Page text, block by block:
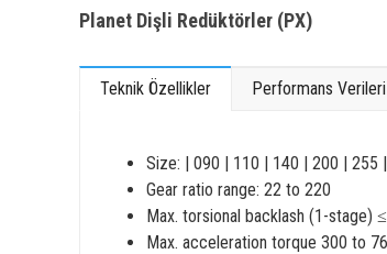
Planet Dişli Redüktörler (PX)
Teknik Özellikler Performans Verileri
Size: | 090 | 110 | 140 | 200 | 255 |
Gear ratio range: 22 to 220
Max. torsional backlash (1-stage)
Max. acceleration torque 300 to